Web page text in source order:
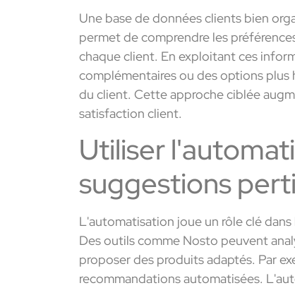
Une base de données clients bien
permet de comprendre les
chaque client. En exploitant ces
complémentaires ou des options
du client. Cette approche ciblée
satisfaction client.
Utiliser
suggestions
L'automatisation joue un rôle clé
Des outils comme Nosto peuvent
proposer des produits adaptés. Par
recommandations automatisées.